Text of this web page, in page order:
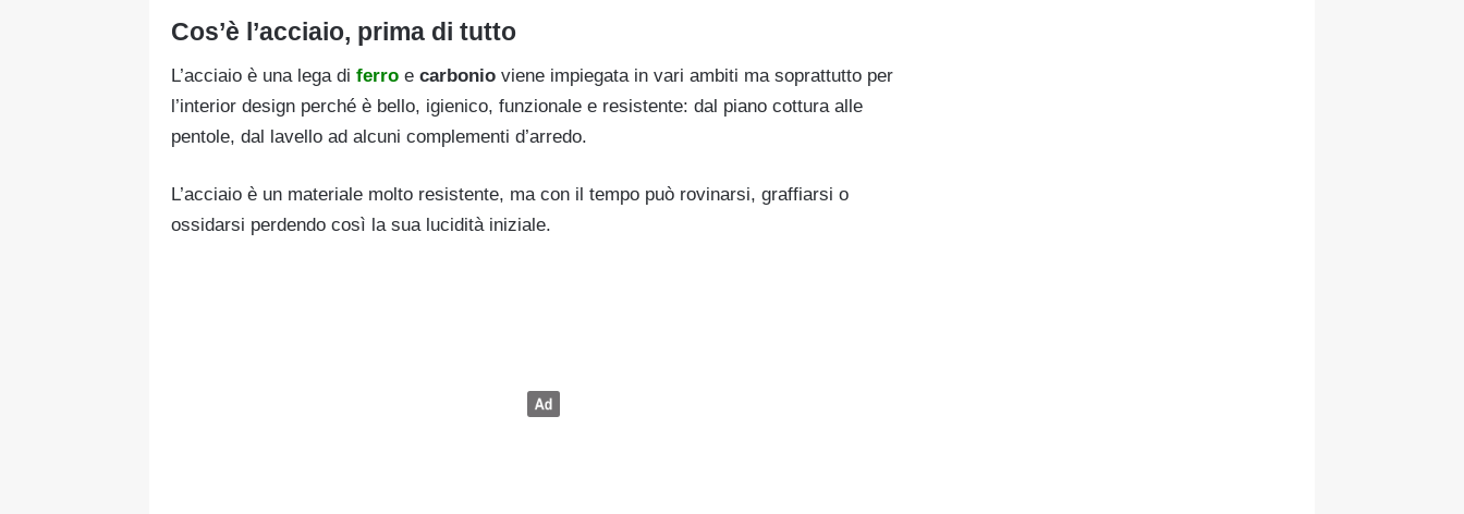
Cos’è l’acciaio, prima di tutto
L’acciaio è una lega di ferro e carbonio viene impiegata in vari ambiti ma soprattutto per
l’interior design perché è bello, igienico, funzionale e resistente: dal piano cottura alle
pentole, dal lavello ad alcuni complementi d’arredo.
L’acciaio è un materiale molto resistente, ma con il tempo può rovinarsi, graffiarsi o
ossidarsi perdendo così la sua lucidità iniziale.